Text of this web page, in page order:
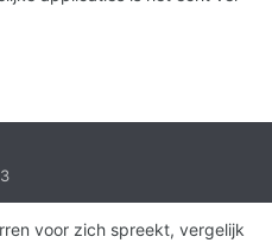
voor zich spreekt, vergelijk